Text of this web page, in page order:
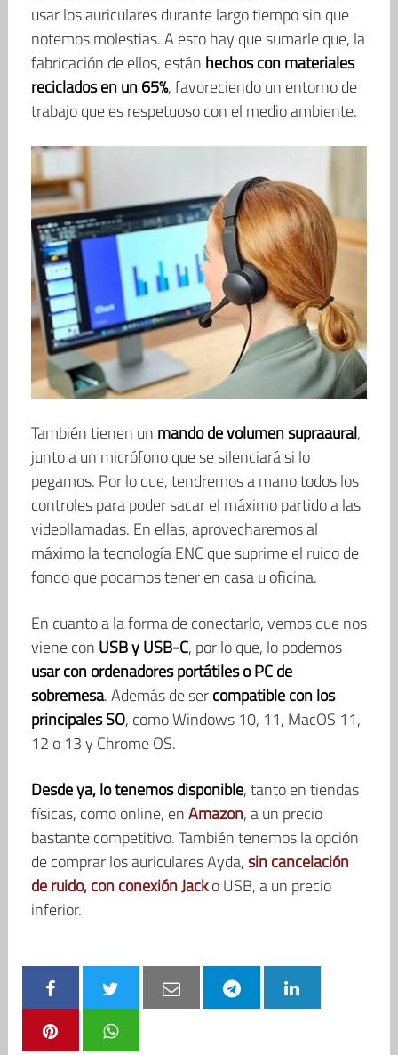
usar los auriculares durante largo tiempo sin que
notemos molestias. A esto hay que sumarle que, la
fabricación de ellos, están hechos con materiales
reciclados en un 65%, favoreciendo un entorno de
trabajo que es respetuoso con el medio ambiente.
También tienen un mando de volumen supraaural,
junto a un micrófono que se silenciará si lo
pegamos. Por lo que, tendremos a mano todos los
controles para poder sacar el máximo partido a las
videollamadas. En ellas, aprovecharemos al
máximo la tecnología ENC que suprime el ruido de
fondo que podamos tener en casa u oficina.
En cuanto a la forma de conectarlo, vemos que nos
viene con USB y USB-C, por lo que, lo podemos
usar con ordenadores portátiles o PC de
sobremesa. Además de sercompatible con los
principales SO, como Windows 10, 11, MacOS 11,
12 o 13 y Chrome OS.
Desde ya, lo tenemos disponible, tanto en tiendas
físicas, como online, enAmazon, a un precio
bastante competitivo. También tenemos la opción
de comprar los auriculares Ayda,sin cancelación
de ruido, con conexión Jacko USB, a un precio
inferior.